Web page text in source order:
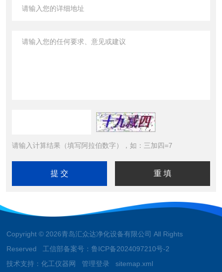
请输入计算结果（填写阿拉伯数字），如：三加四=7
Copyright © 2026青岛汇众达净化设备有限公司 All Rights
Reserved 工信部备案号：鲁ICP备2024097210号-2
技术支持：化工仪器网 管理登录 sitemap.xml